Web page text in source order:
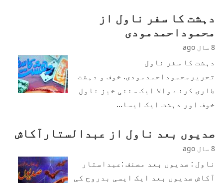
دہشت کا سفر ناول از
محموداحمدمودی
8 سال ago
دہشت کا سفر ناول
تحریرمحموداحمدمودی. خوف و دہشت
طاری کرنے والا ایک سننی خیز ناول
خوف اور دہشت ایک ایسا…
صدیوں بعد ناول از عبدالستارآکاش
8 سال ago
ناول : صدیوں بعد مصنف :عبداستار
آکاش صدیوں بعد ایک ایسی بدروح کی